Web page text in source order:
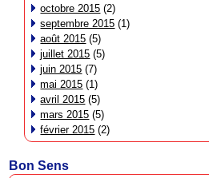
octobre 2015 (2)
septembre 2015 (1)
août 2015 (5)
juillet 2015 (5)
juin 2015 (7)
mai 2015 (1)
avril 2015 (5)
mars 2015 (5)
février 2015 (2)
Bon Sens